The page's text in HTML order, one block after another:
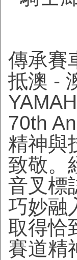
傳承賽
抵澳 -
70th
精神與
致敬。
音叉標
巧妙融
取得恰
賽道精